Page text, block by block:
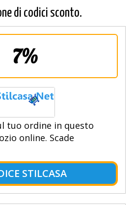
di codici sconto.
7%
tuo ordine in questo
online. Scade
STILCASA